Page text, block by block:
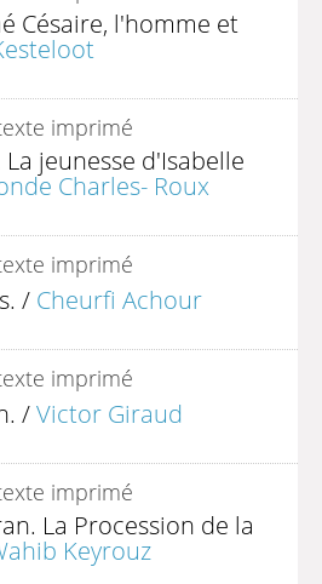
Césaire, l'homme et
jeunesse d'Isabelle
Charles- Roux
/ Cheurfi Achour
/Victor Giraud
La Procession de la
Keyrouz